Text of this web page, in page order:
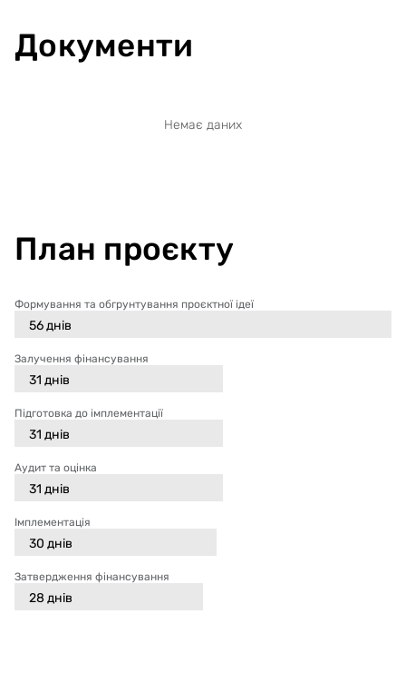
Документи
Немає даних
План проєкту
Формування та обгрунтування проєктної ідеї
56днів
Залучення фінансування
31 днів
Підготовка до імплементації
31 днів
Аудит та оцінка
31 днів
Імплементація
30 днів
Затвердження фінансування
28 днів